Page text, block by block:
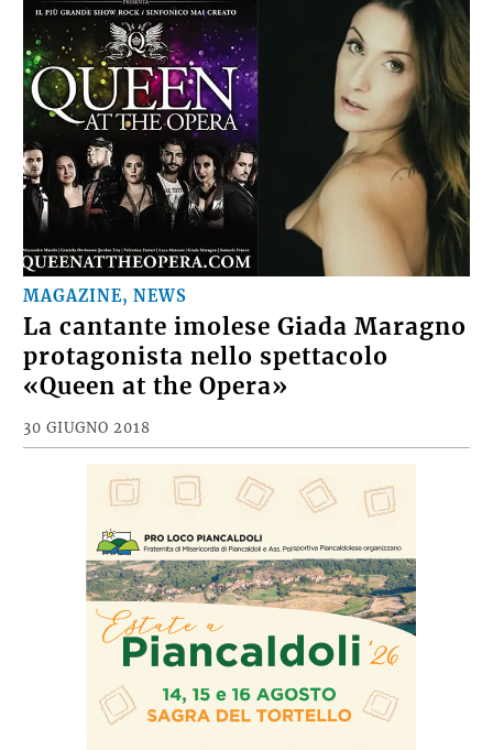
MAGAZINE, NEWS
La cantante imolese Giada Maragno
protagonista nello spettacolo
«Queen at the Opera»
30 GIUGNO 2018